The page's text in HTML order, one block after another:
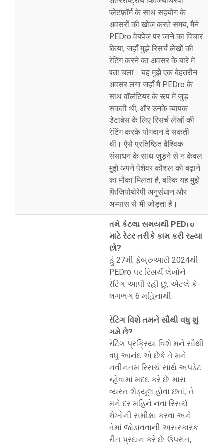
प्लेटफ़ॉर्म के साथ सहयोग के
अवसरों की खोज करते समय, मैंने
PEDro वेबपेज पर जाने का विचार
किया, जहाँ मुझे रिसर्च लेखों की
रेटिंग करने का अवसर के बारे में
पता चला। यह मुझे एक बेहतरीन
अवसर लगा जहाँ मैं PEDro के
साथ वॉलंटियर के रूप में जुड़
सकती थी, और उनके व्यापक
डेटाबेस के लिए रिसर्च लेखों की
रेटिंग करके योगदान दे सकती
थी। ऐसे प्रतिष्ठित वैश्विक
संसाधन के साथ जुड़ने से न केवल
मुझे अपने पेशेवर कौशल को बढ़ाने
का मौका मिलता है, बल्कि यह मुझे
फिजियोथेरेपी अनुसंधान और
अभ्यास से भी जोड़ता है।
તમે કેટલા સમયથી PEDro
માટે રેટર તરીકે કામ કરી રહ્યા
છો?
હું 27મી ફેબ્રુઆરી 2024થી
PEDro પર રિસર્ચ લેખોને
રેટિંગ આપી રહી છું, એટલે કે
લગભગ 6 મહિનાથી.
રેટિંગ વિશે તમને સૌથી વધુ શું
ગમે છે?
રેટિંગ પ્રક્રિયા વિશે મને સૌથી
વધુ આનંદ એ છેકે તે મને
નવીનતમ રિસર્ચ સાથે અપડેટ
રહેવામાં મદદ કરે છે. મારા
વ્યસ્ત શેડ્યૂલ હોવા છતાં, તે
મને દર મહિને નવા રિસર્ચ
લેખોની સમીક્ષા કરવા અને
તેમાં જોડાવવાની અસરકારક
રીત પ્રદાન કરે છે. ઉપરાંત,